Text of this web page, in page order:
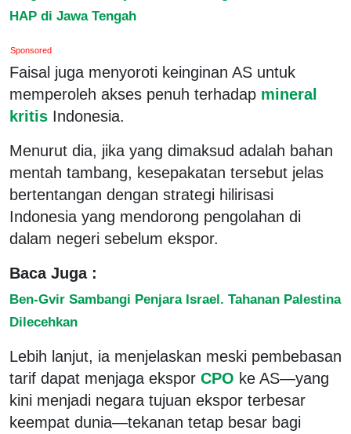
HAP di Jawa Tengah
Sponsored
Faisal juga menyoroti keinginan AS untuk
memperoleh akses penuh terhadap mineral
kritis Indonesia.
Menurut dia, jika yang dimaksud adalah bahan
mentah tambang, kesepakatan tersebut jelas
bertentangan dengan strategi hilirisasi
Indonesia yang mendorong pengolahan di
dalam negeri sebelum ekspor.
Baca Juga :
Ben-Gvir Sambangi Penjara Israel. Tahanan Palestina
Dilecehkan
Lebih lanjut, ia menjelaskan meski pembebasan
tarif dapat menjaga ekspor CPO ke AS—yang
kini menjadi negara tujuan ekspor terbesar
keempat dunia—tekanan tetap besar bagi